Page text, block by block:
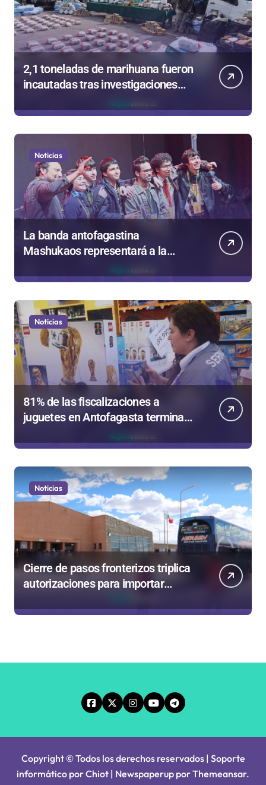
2,1 toneladas de marihuana fueron
incautadas tras investigaciones
Noticias
La banda antofagastina
Mashukaos representará a la
de Valparaíso
Noticias
81% de las fiscalizaciones a
juguetes en Antofagasta termina
en sumarios sanitarios
Noticias
Cierre de pasos fronterizos triplica
autorizaciones para importar
Copyright © Todos los derechos reservados | Soporte
informático por Chiot | Newspaperup porThemeansar.